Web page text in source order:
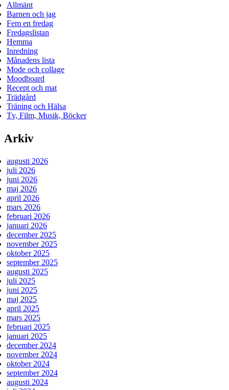
Allmänt
Barnen och jag
Fem en fredag
Fredagslistan
Hemma
Inredning
Månadens lista
Mode och collage
Moodboard
Recept och mat
Trädgård
Träning och Hälsa
Tv, Film, Musik, Böcker
Arkiv
augusti 2026
juli 2026
juni 2026
maj 2026
april 2026
mars 2026
februari 2026
januari 2026
december 2025
november 2025
oktober 2025
september 2025
augusti 2025
juli 2025
juni 2025
maj 2025
april 2025
mars 2025
februari 2025
januari 2025
december 2024
november 2024
oktober 2024
september 2024
augusti 2024